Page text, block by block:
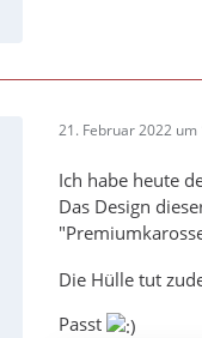
21. Februar 2022 um
Ich habe heute
Das Design
Die Hülle tut
Passt